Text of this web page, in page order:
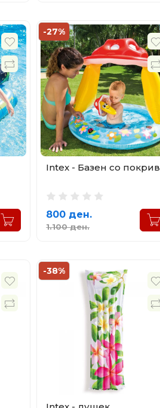
-27%
Intex - Базен со покрив
800 ден.
1.100 ден.
-38%